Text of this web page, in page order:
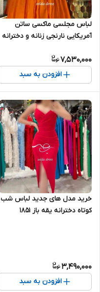
لباس مجلسی ماکسی ساتن
آمریکایی نارنجی زنانه و دخترانه
7,530,000
افزودن به سبد
خرید مدل های جدید لباس شب
کوتاه دخترانه یقه باز ۱۸۵۱
3,490,000
افزودن به سبد